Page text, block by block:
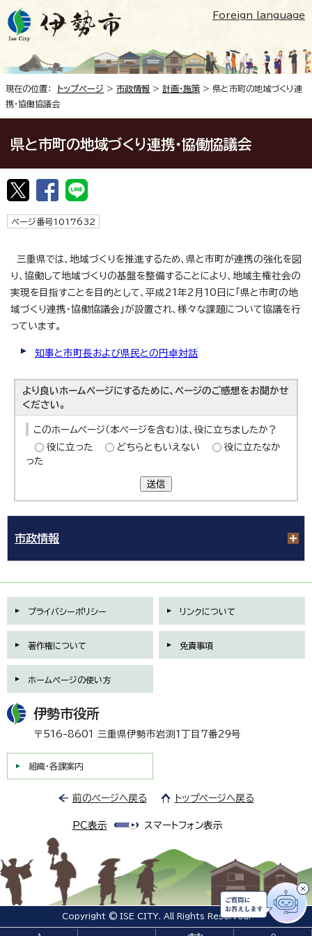
Foreign language
現在の位置： トップページ > 市政情報 > 計画・施策 > 県と市町の地域づくり連
携・協働協議会
県と市町の地域づくり連携・協働協議会
ページ番号1017632
三重県では、地域づくりを推進するため、県と市町が連携の強化を図
り、協働して地域づくりの基盤を整備することにより、地域主権社会の
実現を目指すことを目的として、平成21年2月10日に「県と市町の地
域づくり連携・協働協議会」が設置され、様々な課題について協議を行
っています。
知事と市町長および県民との円卓対話
より良いホームページにするために、ページのご感想をお聞かせ
ください。
このホームページ（本ページを含む）は、役に立ちましたか？
役に立った
どちらともいえない
役に立たなか
った
送信
市政情報
プライバシーポリシー リンクについて
著作権について 免責事項
ホームページの使い方
伊勢市役所
〒516-8601 三重県伊勢市岩渕1丁目7番29号
組織・各課案内
前のページへ戻る トップページへ戻る
PC表示 スマートフォン表示
Copyright © ISE CITY. All Rights Reserved.